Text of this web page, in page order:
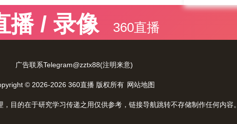
播 / 录像 360直播
广告联系Telegram@zztx88(注明来意)
© 2026-2026 360直播 版权所有 网站地图
目的在于研究学习传递之用仅供参考，链接导航跳转不存储制作任何内容。